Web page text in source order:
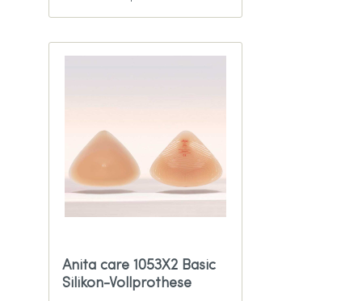
Anita care 1053X2 Basic
Silikon-Vollprothese